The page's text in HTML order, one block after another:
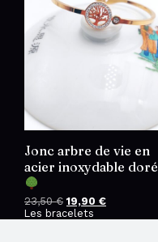
Jonc arbre de vie en
acier inoxydable doré
23,50€ Le
prix
19,90 €
Les bracelets